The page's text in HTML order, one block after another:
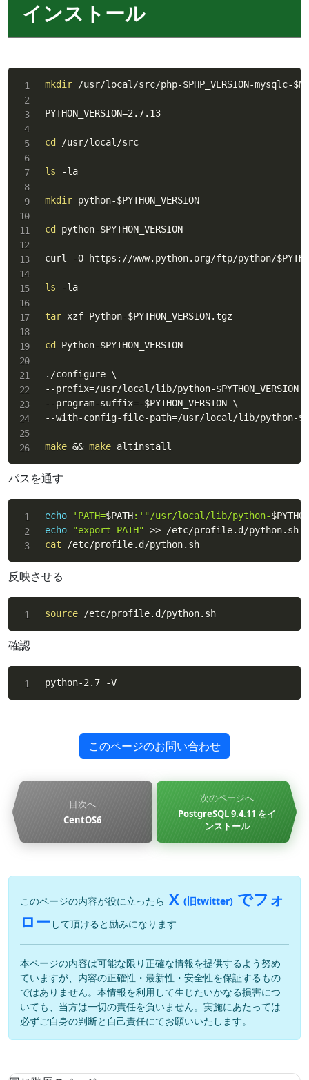
インストール
mkdir /usr/local/src/php-$PHP_VERSION-mysqlc-
PYTHON_VERSION=2.7.13
cd /usr/local/src
ls -la
mkdir python-$PYTHON_VERSION
cd python-$PYTHON_VERSION
curl -O https://www.python.org/ftp/python/
ls -la
tar xzf Python-$PYTHON_VERSION.tgz
cd Python-$PYTHON_VERSION
./configure \
--prefix=/usr/local/lib/python-$PYTHON_VERSION
--program-suffix=-$PYTHON_VERSION \
--with-config-file-path=/usr/local/lib/python-
make && make altinstall
パスを通す
echo 'PATH=$PATH:' "/usr/local/lib/python-
echo
"export PATH" >>
cat /etc/profile.d/python.sh
反映させる
source /etc/profile.d/python.sh
確認
python-2.7 -V
このページのお問い合わせ
目次へ
CentOS6
次のページへ
PostgreSQL 9.4.11 をイ
ンストール
このページの内容が役に立ったら X (旧twitter) でフォ
ロー して頂けると励みになります
本ページの内容は可能な限り正確な情報を提供するよう努め
ていますが、内容の正確性・最新性・安全性を保証するもの
ではありません。本情報を利用して生じたいかなる損害につ
いても、当方は一切の責任を負いません。実施にあたっては
必ずご自身の判断と自己責任にてお願いいたします。